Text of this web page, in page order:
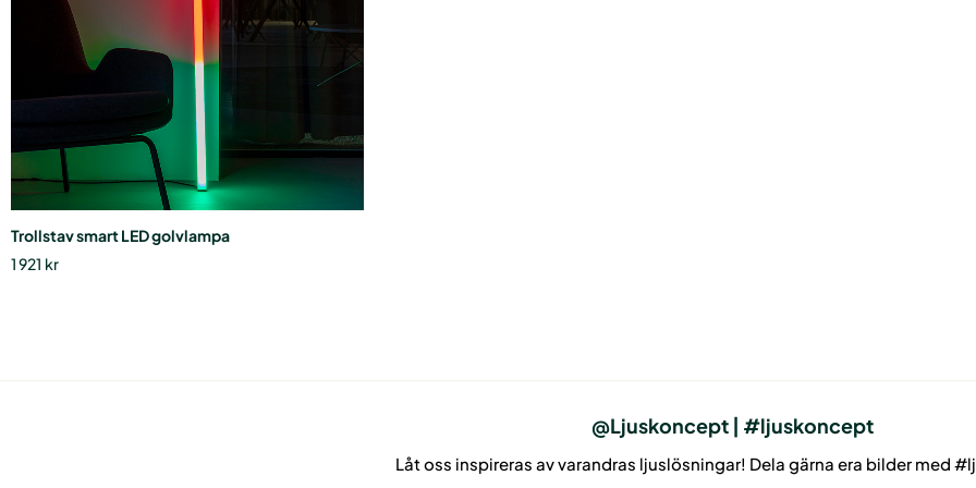
Trollstav smart LED golvlampa
1 921 kr
alternativen
väljas
på
produktsidan
@Ljuskoncept | #ljuskoncept
Låt oss inspireras av varandras ljuslösningar! Dela gärna era bilder med